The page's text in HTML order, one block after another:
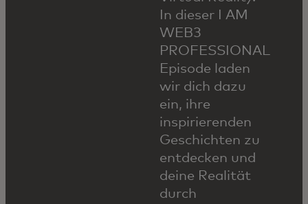
In dieser I AM
WEB3
PROFESSIONAL
Episode laden
wir dich dazu
ein, ihre
inspirierenden
Geschichten zu
entdecken und
deine Realität
durch